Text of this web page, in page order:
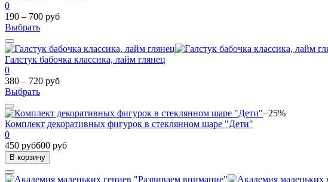
0
190 – 700 руб
Выбрать
Галстук бабочка классика, лайм глянец
0
380 – 720 руб
Выбрать
−25%
Комплект декоративных фигурок в стеклянном шаре "Дети"
0
450 руб600 руб
В корзину